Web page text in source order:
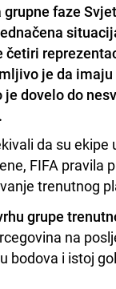
grupne faze
četiri
je da
je dovelo do
da su ekipe
FIFA pravila
trenutnog
grupe
na
bodova i istoj